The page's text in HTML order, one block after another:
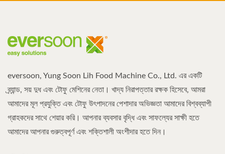
eversoon, Yung Soon Lih Food Machine Co., Ltd. এর একটি
ব্র্যান্ড, সয় দুধ এবং টোফু মেশিনের নেতা। খাদ্য নিরাপত্তার রক্ষক হিসেবে, আমরা
আমাদের মূল প্রযুক্তি এবং টোফু উৎপাদনের পেশাদার অভিজ্ঞতা আমাদের বিশ্বব্যাপী
গ্রাহকদের সাথে শেয়ার করি। আপনার ব্যবসার বৃদ্ধি এবং সাফল্যের সাক্ষী হতে
আমাদের আপনার গুরুত্বপূর্ণ এবং শক্তিশালী অংশীদার হতে দিন।